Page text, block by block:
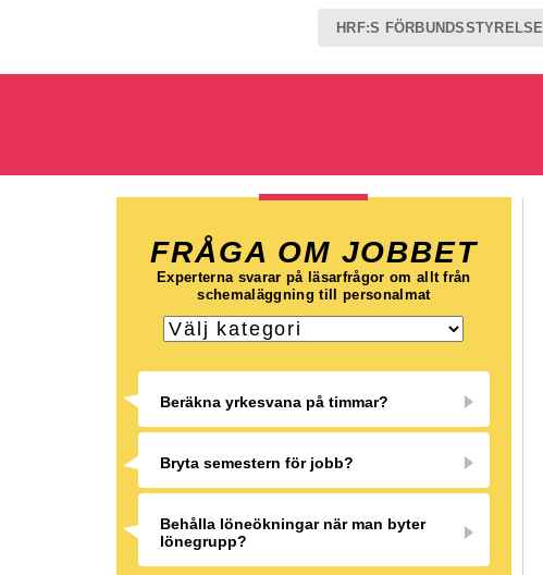
HRF:S FÖRBUNDSSTYRELSE
FRÅGA OM JOBBET
Experterna svarar på läsarfrågor om allt från
schemaläggning till personalmat
Beräkna yrkesvana på timmar?
Bryta semestern för jobb?
Behålla löneökningar när man byter
lönegrupp?